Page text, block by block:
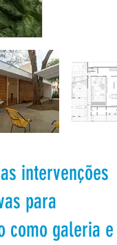
intervenções
para
como galeria e